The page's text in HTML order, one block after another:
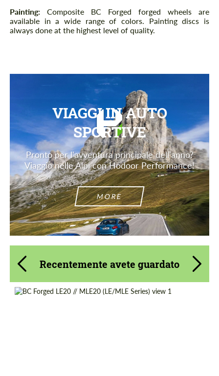
Painting: Composite BC Forged forged wheels are
available in a wide range of colors. Painting discs is
always done at the highest level of quality.
VIAGGI IN AUTO
SPORTIVE
Pronto per l'avventura principale dell'anno?
Viaggio nelle Alpi con Hodoor Performance!
MORE
Recentemente avete guardato